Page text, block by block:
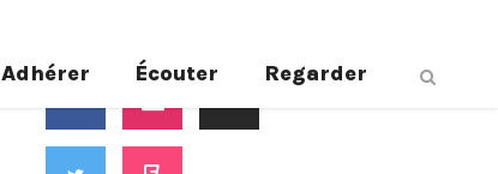
Adhérer Écouter Regarder
Suivez-nous